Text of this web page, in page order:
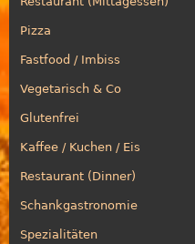
Pizza
Fastfood / Imbiss
Vegetarisch & Co
Glutenfrei
Kaffee / Kuchen / Eis
Restaurant (Dinner)
Schankgastronomie
Spezialitäten